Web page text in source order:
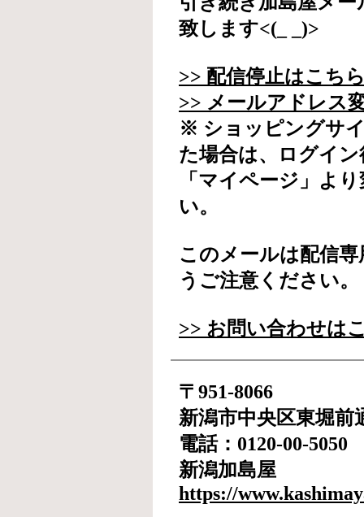
致します<(_ _)>
>> 配信停止はこち
>> メールアドレス
※ ショッピングサ
た場合は、ログイン
「マイページ」よ
い。
このメールは配信
うご注意ください。
>> お問い合わせは
〒951-8066
新潟市中央区東堀前
電話：0120-00-5050
新潟加島屋
https://